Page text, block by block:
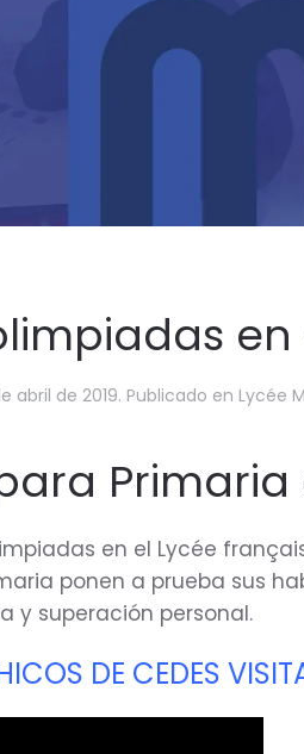
en
abril de 2019. Publicado en Lycée
Primaria
en el Lycée
ponen a prueba sus
y superación personal.
DE CEDES